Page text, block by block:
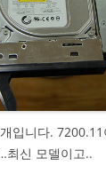
입니다.
최신 모델이고..